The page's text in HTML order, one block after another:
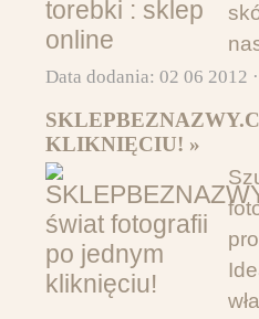
Data dodania: 02 06 2012
KLIKNIĘCIU! »